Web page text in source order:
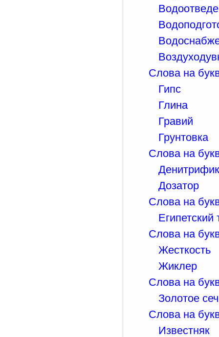
Слова на
Гипс
Глина
Гравий
Грунтовка
Слова на
Дозатор
Слова на
Египетский
Слова на
Жесткость
Жиклер
Слова на
Золотое
Слова на
Известняк